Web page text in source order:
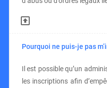
Pourquoi ne puis-je pas
Il est possible qu’un
les inscriptions afin